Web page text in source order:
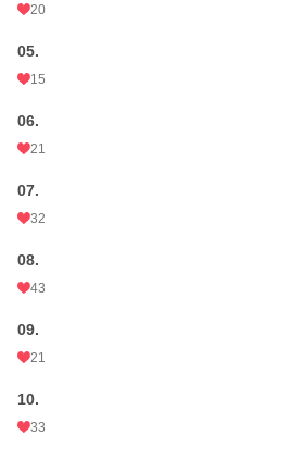
20
05.
15
06.
21
07.
32
08.
43
09.
21
10.
33